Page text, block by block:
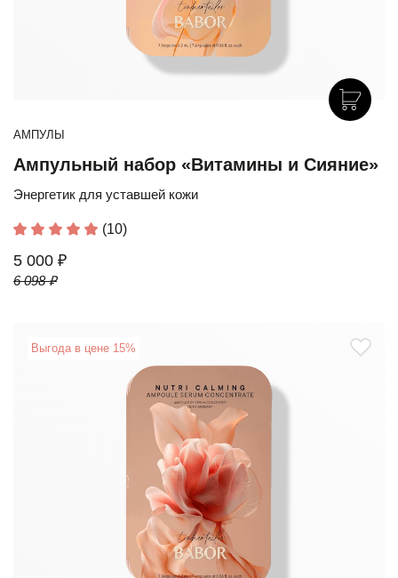
АМПУЛЫ
Ампульный набор «Витамины и Сияние»
Энергетик для уставшей кожи
(10)
5 000 ₽
6 098 ₽
Выгода в цене 15%